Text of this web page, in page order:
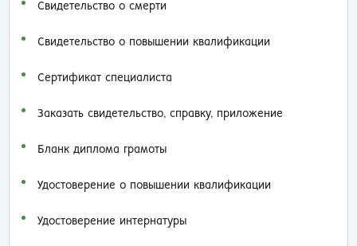
Свидетельство о смерти
Свидетельство о повышении квалификации
Сертификат специалиста
Заказать cвидетельство, справку, приложение
Бланк диплома грамоты
Удостоверение о повышении квалификации
Удостоверение интернатуры